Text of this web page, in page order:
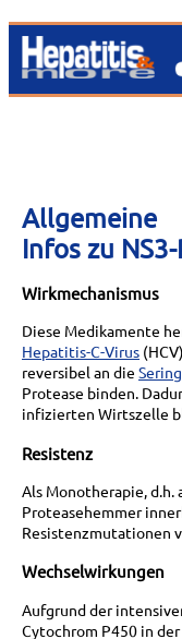
Allgemeine
Infos zu
Wirkmechanismus
Diese Medikamente
Hepatitis-C-Virus
reversibel an die
Protease binden.
infizierten Wirtszelle
Resistenz
Als Monotherapie, d.h.
Proteasehemmer
Resistenzmutationen
Wechselwirkungen
Aufgrund der
Cytochrom P450 in